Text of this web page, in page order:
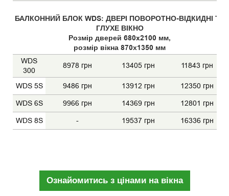
БАЛКОННИЙ БЛОК WDS: ДВЕРІ ПОВОРОТНО-ВІДКИДНІ ТА
ГЛУХЕ ВІКНО
Розмір дверей 680x2100 мм,
розмір вікна 870х1350 мм
WDS
300
8978 грн 13405 грн 11843 грн
WDS 5S 9486 грн 13912 грн 12350 грн
WDS 6S 9966 грн 14369 грн 12801 грн
WDS 8S - 19537 грн 16336 грн
Ознайомитись з цінами на вікна